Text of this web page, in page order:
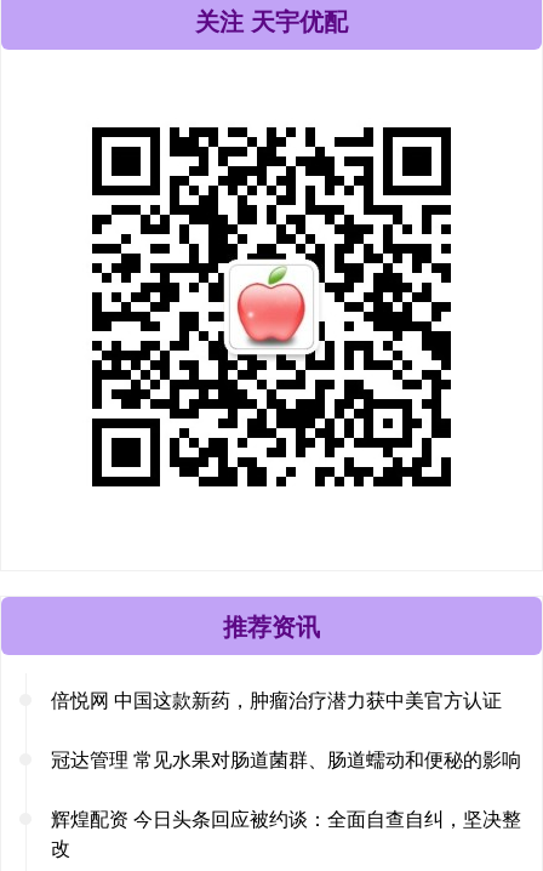
关注 天宇优配
推荐资讯
倍悦网 中国这款新药，肿瘤治疗潜力获中美官方认证
冠达管理 常见水果对肠道菌群、肠道蠕动和便秘的影响
辉煌配资 今日头条回应被约谈：全面自查自纠，坚决整
改